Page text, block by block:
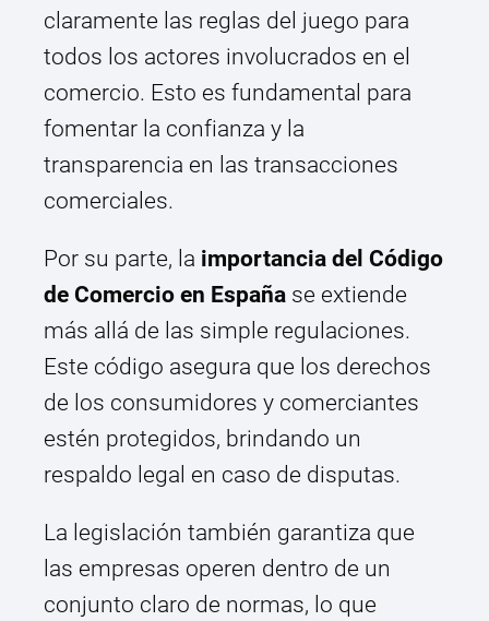
claramente las reglas del juego para
todos los actores involucrados en el
comercio. Esto es fundamental para
fomentar la confianza y la
transparencia en las transacciones
comerciales.
Por su parte, la importancia del Código
de Comercio en España se extiende
más allá de las simple regulaciones.
Este código asegura que los derechos
de los consumidores y comerciantes
estén protegidos, brindando un
respaldo legal en caso de disputas.
La legislación también garantiza que
las empresas operen dentro de un
conjunto claro de normas, lo que